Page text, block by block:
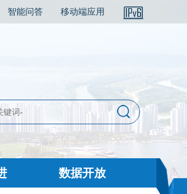
智能问答 移动端应用
数据开放